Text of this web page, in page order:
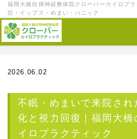
福岡大橋自律神経整体院クローバーカイロプ
症・イップス・めまい・パニック
2026.06.02
不眠・めまいで来院さ
化と視力回復｜福岡大橋
イロプラクティック